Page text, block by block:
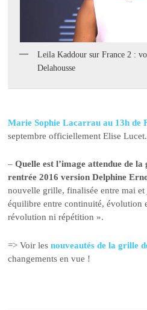
Leila Kaddour sur France 2 :
Delahousse
Marie Sophie Lacarrau au 13h de
septembre officiellement Elise Lucet.
–Quelle est l’image attendue de
rentrée 2016 version Delphine
nouvelle grille, finalisée entre mai
équilibre entre continuité, évolution
révolution ni répétition ».
=> Voir lesnouveautés de la grille
changements en vue !